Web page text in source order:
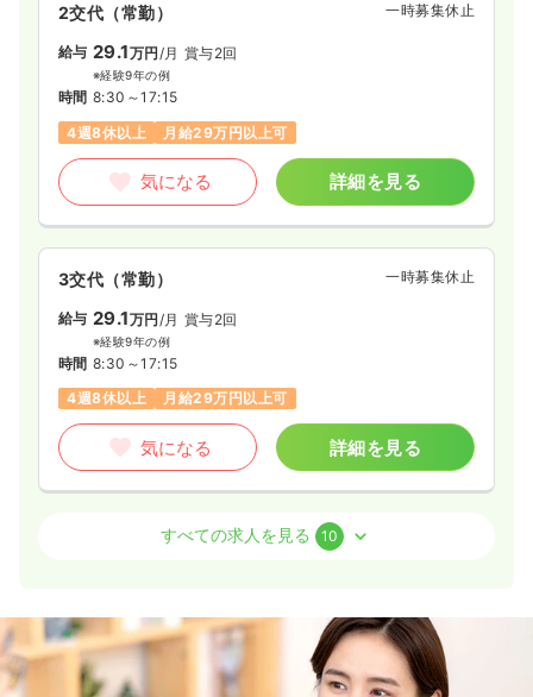
2交代（常勤） 一時募集休止
給与 29.1万円/月 賞与2回
※経験9年の例
時間 8:30～17:15
4週8休以上
月給29万円以上可
気になる 詳細を見る
3交代（常勤） 一時募集休止
給与 29.1万円 /月 賞与2回
※経験9年の例
時間 8:30～17:15
4週8休以上
月給29万円以上可
気になる 詳細を見る
給与 28.7万円/月 賞与95.8万円
※経験3年の例
時間
8:30～17:15
すべての求人を見る 10